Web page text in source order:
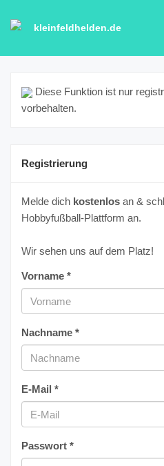
kleinfeldhelden.de
Diese Funktion ist nur
vorbehalten.
Registrierung
Melde dich kostenlos an &
Hobbyfußball-Plattform an.
Wir sehen uns auf dem Platz!
Vorname *
Nachname *
E-Mail *
Passwort *